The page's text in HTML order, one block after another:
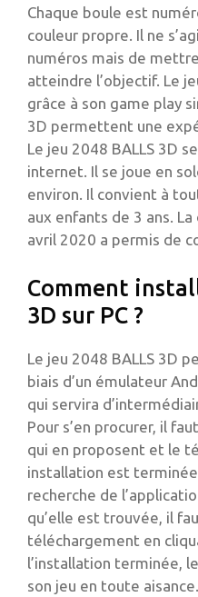
Chaque boule est
couleur propre. Il ne
numéros mais de
atteindre l’objectif. Le
grâce à son game play
3D permettent une
Le jeu 2048 BALLS 3D
internet. Il se joue en
environ. Il convient à
aux enfants de 3 ans.
avril 2020 a permis de
Comment
3D sur PC ?
Le jeu 2048 BALLS 3D
biais d’un émulateur
qui servira
Pour s’en procurer, il
qui en proposent et le
installation est
recherche de
qu’elle est trouvée, il
téléchargement en
l’installation terminée,
son jeu en toute aisance.